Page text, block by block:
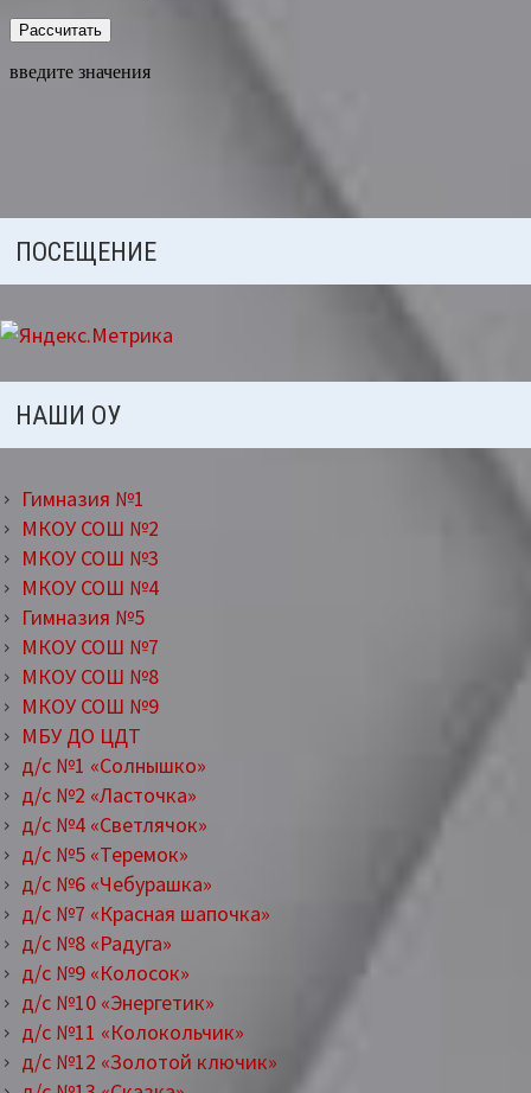
ПОСЕЩЕНИЕ
НАШИ ОУ
Гимназия №1
МКОУ СОШ №2
МКОУ СОШ №3
МКОУ СОШ №4
Гимназия №5
МКОУ СОШ №7
МКОУ СОШ №8
МКОУ СОШ №9
МБУ ДО ЦДТ
д/с №1 «Солнышко»
д/с №2 «Ласточка»
д/с №4 «Светлячок»
д/с №5 «Теремок»
д/с №6 «Чебурашка»
д/с №7 «Красная шапочка»
д/с №8 «Радуга»
д/с №9 «Колосок»
д/с №10 «Энергетик»
д/с №11 «Колокольчик»
д/с №12 «Золотой ключик»